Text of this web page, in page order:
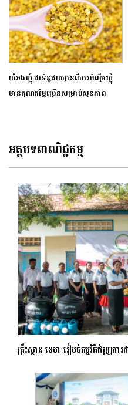
លំអងឃ្មុំ ជាទិន្នផលបានពីការចិញ្ចឹមឃ្មុំ
មានគុណតម្លៃច្រើនសម្រាប់សុខភាព
អត្ថបទពាណិជ្ជកម្ម
គ្រឹះ​ស្ថាន ខេមា រៀប​ចំ​កម្ម​វិធី​ជំរុញ​